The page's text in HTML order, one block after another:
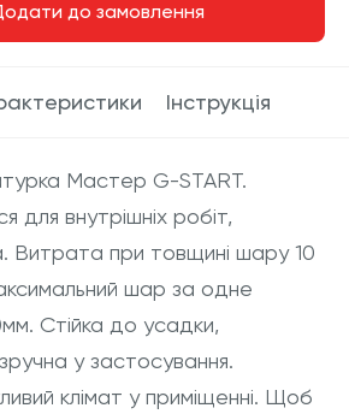
до замовлення
Інструкція
Мастер G-START.
для внутрішніх робіт,
Витрата при товщині шару 10
шар за одне
Стійка до усадки,
у застосування.
клімат у приміщенні. Щоб